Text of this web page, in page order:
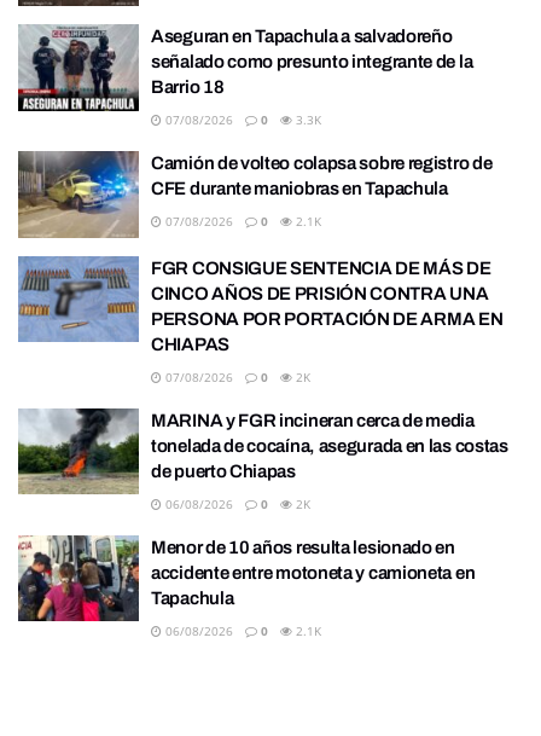
Aseguran en Tapachula a salvadoreño
señalado como presunto integrante de la
Barrio 18
07/08/2026 0 3.3K
Camión de volteo colapsa sobre registro de
CFE durante maniobras en Tapachula
07/08/2026 0 2.1K
FGR CONSIGUE SENTENCIA DE MÁS DE
CINCO AÑOS DE PRISIÓN CONTRA UNA
PERSONA POR PORTACIÓN DE ARMA EN
CHIAPAS
07/08/2026 0 2K
MARINA y FGR incineran cerca de media
tonelada de cocaína, asegurada en las costas
de puerto Chiapas
06/08/2026 0 2K
Menor de 10 años resulta lesionado en
accidente entre motoneta y camioneta en
Tapachula
06/08/2026 0 2.1K